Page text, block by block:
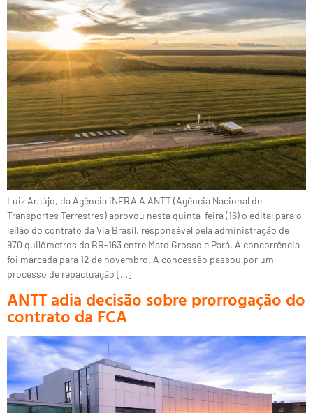
Luiz Araújo, da Agência iNFRA A ANTT (Agência Nacional de
Transportes Terrestres) aprovou nesta quinta-feira (16) o edital para o
leilão do contrato da Via Brasil, responsável pela administração de
970 quilômetros da BR-163 entre Mato Grosso e Pará. A concorrência
foi marcada para 12 de novembro. A concessão passou por um
processo de repactuação […]
ANTT adia decisão sobre prorrogação do
contrato da FCA